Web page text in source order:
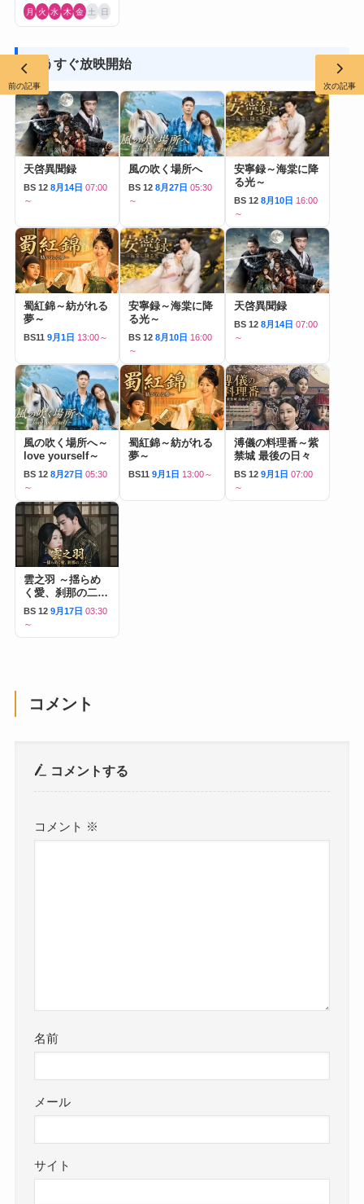
月 火 水 木 金 土 日
もうすぐ放映開始
天啓異聞録
BS 12 8月14日 07:00
～
風の吹く場所へ
BS 12 8月27日 05:30
～
安寧録～海棠に降
る光～
BS 12 8月10日 16:00
～
蜀紅錦～紡がれる
夢～
BS11 9月1日 13:00～
安寧録～海棠に降
る光～
BS 12 8月10日 16:00
～
天啓異聞録
BS 12 8月14日 07:00
～
風の吹く場所へ～
love yourself～
BS 12 8月27日 05:30
～
蜀紅錦～紡がれる
夢～
BS11 9月1日 13:00～
溥儀の料理番～紫
禁城 最後の日々
BS 12 9月1日 07:00
～
雲之羽 ～揺らめ
く愛、刹那の二人
～
BS 12 9月17日 03:30
～
コメント
コメントする
コメント ※
名前
メール
サイト
前の記事 次の記事